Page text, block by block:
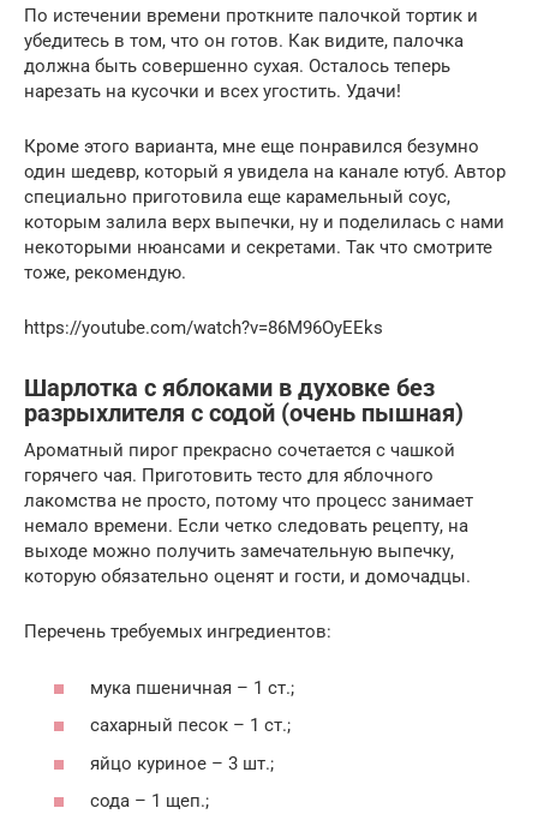
По истечении времени проткните палочкой тортик и
убедитесь в том, что он готов. Как видите, палочка
должна быть совершенно сухая. Осталось теперь
нарезать на кусочки и всех угостить. Удачи!
Кроме этого варианта, мне еще понравился безумно
один шедевр, который я увидела на канале ютуб. Автор
специально приготовила еще карамельный соус,
которым залила верх выпечки, ну и поделилась с нами
некоторыми нюансами и секретами. Так что смотрите
тоже, рекомендую.
https://youtube.com/watch?v=86M96OyEEks
Шарлотка с яблоками в духовке без
разрыхлителя с содой (очень пышная)
Ароматный пирог прекрасно сочетается с чашкой
горячего чая. Приготовить тесто для яблочного
лакомства не просто, потому что процесс занимает
немало времени. Если четко следовать рецепту, на
выходе можно получить замечательную выпечку,
которую обязательно оценят и гости, и домочадцы.
Перечень требуемых ингредиентов:
мука пшеничная – 1 ст.;
сахарный песок – 1 ст.;
яйцо куриное – 3 шт.;
сода – 1 щеп.;